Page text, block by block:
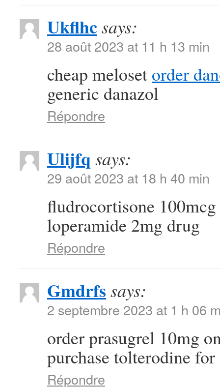
Ukflhcsays:
28 août 2023 at 11 h 13 min
cheap meloset order
generic danazol
Répondre
Ulijfq says:
29 août 2023 at 18 h 40 min
fludrocortisone
loperamide 2mg drug
Répondre
Gmdrfs says:
2 septembre 2023 at 1 h 06
order prasugrel 10mg
purchase tolterodine for
Répondre